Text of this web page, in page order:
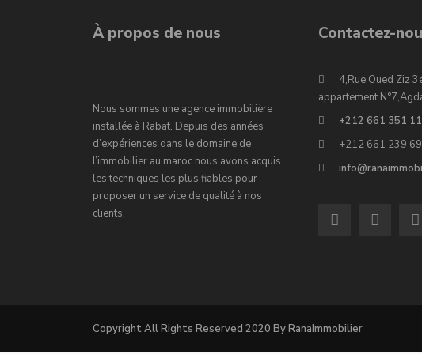
À propos de nous
Nous sommes une agence immobilière
installée à Rabat. Depuis des années
d’expériences dans le domaine de
l’immobilier au maroc nous avons acquis
les techniques les plus fiables pour
proposer un service de qualité à nos
clients.
Contactez-
4,Rue Oued Ziz
appartement
+212 661 351
+212 661 239
Copyright All Rights Reserved 2020 By RanaImmobilier